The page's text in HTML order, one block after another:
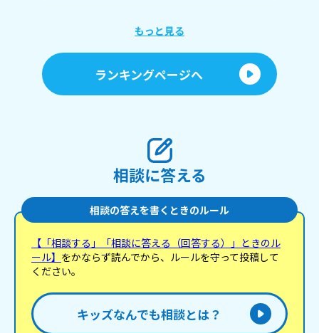
もっと見る
ランキングページへ
相談に答える
相談の答えを書くときのルール
【「相談する」「相談に答える（回答する）」ときのル
ール】 をかならず読んでから、ルールを守って投稿して
ください。
キッズなんでも相談とは？